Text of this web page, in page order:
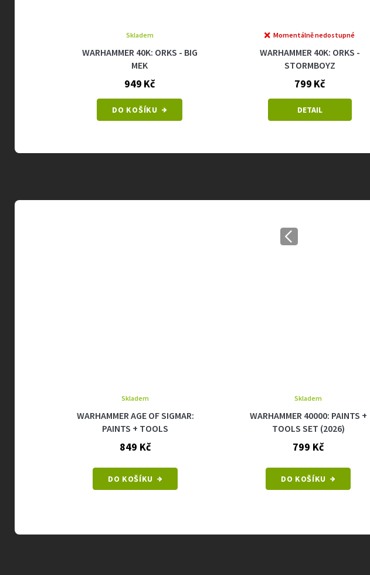
WARHAMMER 40K: ORKS - BIG
MEK
Skladem
949 Kč
DO KOŠÍKU
WARHAMMER 40K: ORKS -
STORMBOYZ
Momentálně nedostupné
799 Kč
DETAIL
WARHAMMER AGE OF SIGMAR:
PAINTS + TOOLS
Skladem
849 Kč
DO KOŠÍKU
WARHAMMER 40000: PAINTS +
TOOLS SET (2026)
Skladem
799 Kč
DO KOŠÍKU